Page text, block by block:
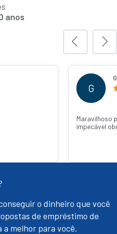
anos
MURILO
Recomendo de
o dinheiro já
o dinheiro que você
de empréstimo de
melhor para você.